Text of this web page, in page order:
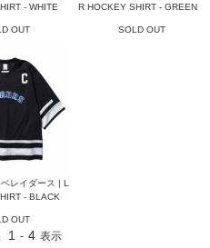
- WHITE
OUT
R HOCKEY SHIRT - GREEN
SOLD OUT
レイダース | L
- BLACK
OUT
1 - 4 表示